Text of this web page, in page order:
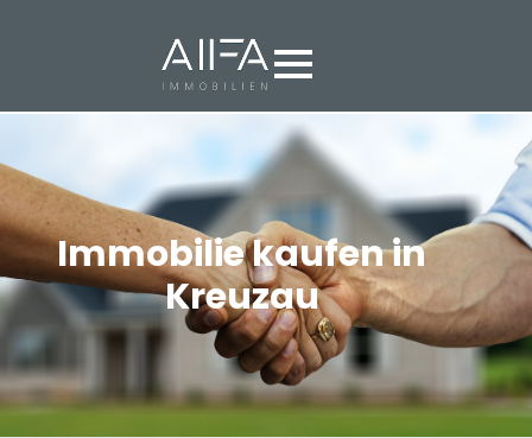
Immobilie kaufen in
Kreuzau